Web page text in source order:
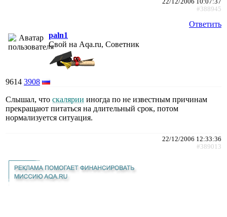
22/12/2006 10:07:37
#388945
Ответить
paln1
Свой на Aqa.ru, Советник
9614 3908
Слышал, что скалярии иногда по не известным причинам
прекращают питаться на длительный срок, потом
нормализуется ситуация.
22/12/2006 12:33:36
#389013